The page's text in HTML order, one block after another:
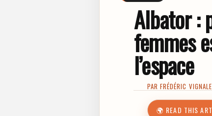
Albator :
femmes
l’espace
PARFRÉDÉRIC VIGNALE
🌍 READ THIS